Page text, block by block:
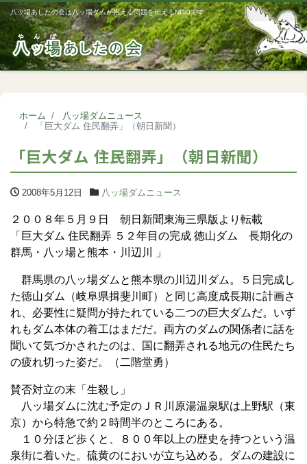
八ッ場あしたの会は八ッ場ダムが抱える問題を伝えるNGOです
ホーム
八ッ場ダムニュース
「巨大ダム 住民翻弄」（朝日新聞）
「巨大ダム 住民翻弄」（朝日新聞）
2008年5月12日 八ッ場ダムニュース
２００８年５月９日 朝日新聞東海三県版より転載
「巨大ダム 住民翻弄 ５２年目の完成 徳山ダム 長期化の
群馬・八ッ場と熊本・川辺川 」
群馬県の八ッ場ダムと熊本県の川辺川ダム。５日完成し
た徳山ダム（岐阜県揖斐川町）と同じ高度成長期に計画さ
れ、必要性に疑問が持たれている二つの巨大ダムだ。いず
れもダム本体の着工はまだだ。両方のダムの関係者に話を
聞いて気づかされたのは、国に翻弄される地元の住民たち
の疲れ切った姿だ。（二階堂勇）
賛否対立の末「生殺し」
八ッ場ダムに沈む予定のＪＲ川原湯温泉駅は上野駅（東
京）から特急で約２時間半のところにある。
１０分ほど歩くと、８００年以上の歴史を持つという温
泉街に着いた。硫黄のにおいが立ち込める。ダムの建設に